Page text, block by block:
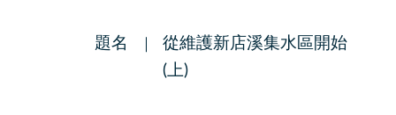
題名
從維護新店溪集水區開始
(上)